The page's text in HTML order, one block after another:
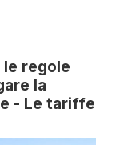
le regole
la
- Le tariffe